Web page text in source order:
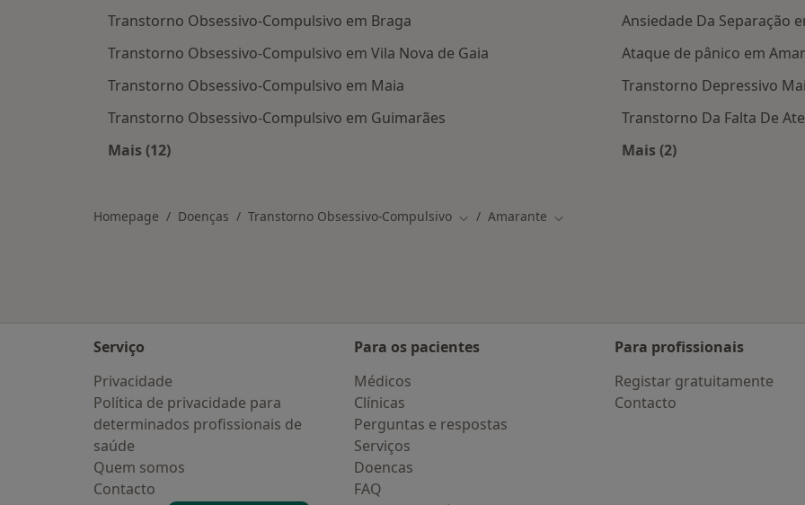
Transtorno Obsessivo-Compulsivo em Braga
Transtorno Obsessivo-Compulsivo em Vila Nova de Gaia
Transtorno Obsessivo-Compulsivo em Maia
Transtorno Obsessivo-Compulsivo em Guimarães
Mais (12)
Ansiedade Da Separação
Ataque de pânico em
Transtorno Depressivo
Transtorno Da Falta De
Mais (2)
Homepage Doenças Transtorno Obsessivo-Compulsivo Mudar de cidade
Amarante Mudar de cidade
Serviço
Privacidade
Política de privacidade para
determinados profissionais de
saúde
Quem somos
Contacto
Para os pacientes
Médicos
Clínicas
Perguntas e respostas
Serviços
Doencas
FAQ
Para profissionais
Registar gratuitamente
Contacto